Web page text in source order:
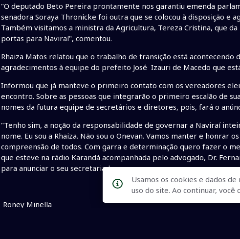
"O deputado Beto Pereira prontamente nos garantiu emenda
senadora Soraya Thronicke foi outra que se colocou à disposição e
Também visitamos a ministra da Agricultura, Tereza Cristina, que
portas para Naviraí", comentou.
Rhaiza Matos relatou que o trabalho de transição está
agradecimentos à equipe do prefeito José Izauri de Macedo que
Informou que já manteve o primeiro contato com os vereadores
encontro. Sobre as pessoas que integrarão o primeiro escalão de
nomes da futura equipe de secretários e diretores, pois, fará o
"Tenho sim, a noção da responsabilidade de governar a Naviraí
nome. Eu sou a Rhaiza. Não sou o Onevan. Vamos manter e honrar
compreensão de todos. Com garra e determinação quero fazer o
que esteve na rádio Karandá acompanhada pelo advogado, Dr.
para anunciar o seu secretariado.
Roney Minella
Usamos os cookies e dados
uso do site. Ao continuar, você